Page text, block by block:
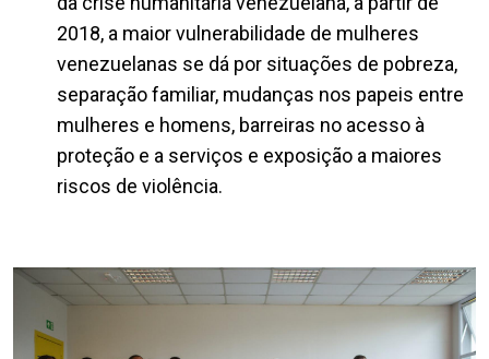
2018, a maior vulnerabilidade de mulheres
venezuelanas se dá por situações de pobreza,
separação familiar, mudanças nos papeis entre
mulheres e homens, barreiras no acesso à
proteção e a serviços e exposição a maiores
riscos de violência.